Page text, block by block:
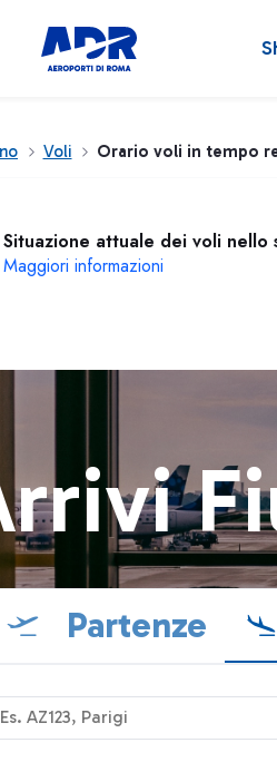
Voli Orario voli in tempo
Situazione attuale dei voli nello
Maggiori informazioni
Partenze